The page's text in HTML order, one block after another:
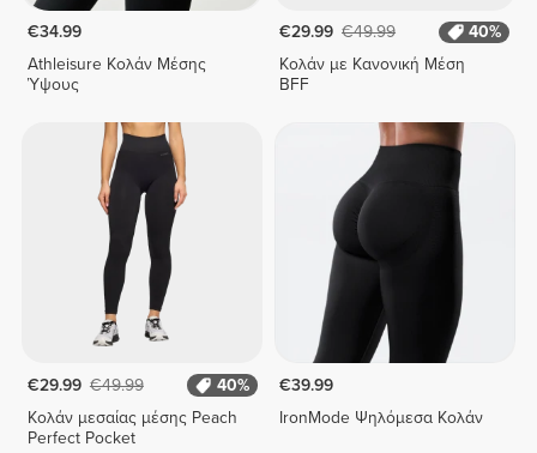
€34.99
Athleisure Κολάν Μέσης
Ύψους
€29.99 €49.99
40%
Κολάν με Κανονική Μέση
BFF
€29.99 €49.99
40%
Κολάν μεσαίας μέσης Peach
Perfect Pocket
€39.99
IronMode Ψηλόμεσα Κολάν